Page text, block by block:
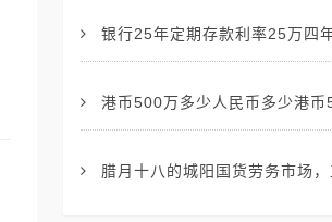
银行25年定期存款利率25万四
港币500万多少人民币多少港币
腊月十八的城阳国货劳务市场